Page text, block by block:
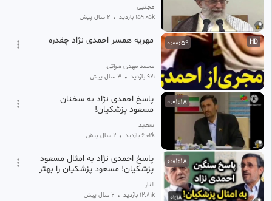
مجتبی
159.05k بازدید • 2 سال پیش
HD
0:00:59 مهریه همسر احمدی نژاد چقدره
محمد مهدی هراتی.
921 بازدید • 3 سال پیش
0:01:18
پاسخ احمدی نژاد به سخنان
مسعود پزشکیان!
سعید
6.02k بازدید • 2 سال پیش
0:01:18
پاسخ احمدی نژاد به امثال مسعود
پزشکیان! مسعود پزشکیان را بهتر
الناز
12.81k بازدید • 2 سال پیش